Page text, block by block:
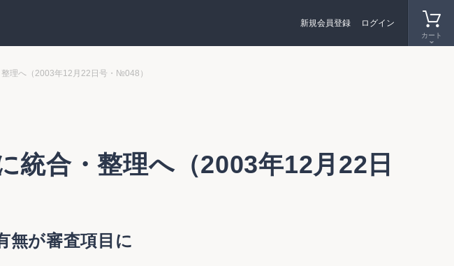
カート
新規会員登録 ログイン
理へ（2003年12月22日号・№048）
統合・整理へ（2003年12月22日
無が審査項目に